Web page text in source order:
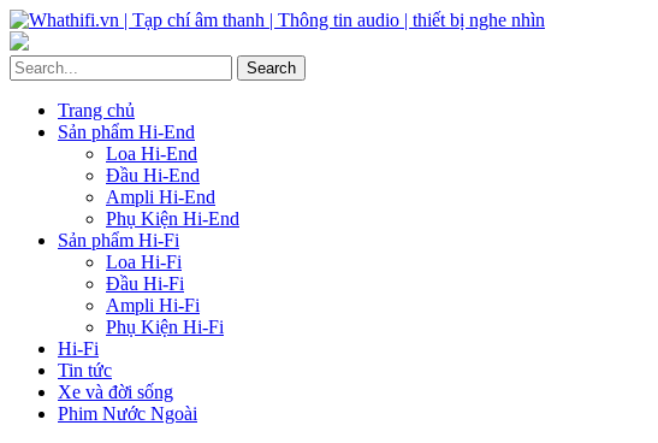
Trang chủ
Sản phẩm Hi-End
Loa Hi-End
Đầu Hi-End
Ampli Hi-End
Phụ Kiện Hi-End
Sản phẩm Hi-Fi
Loa Hi-Fi
Đầu Hi-Fi
Ampli Hi-Fi
Phụ Kiện Hi-Fi
Hi-Fi
Tin tức
Xe và đời sống
Phim Nước Ngoài